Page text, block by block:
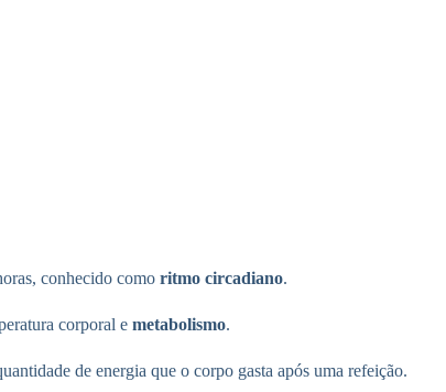
conhecido como ritmo circadiano.
corporal e metabolismo.
de energia que o corpo gasta após uma refeição.